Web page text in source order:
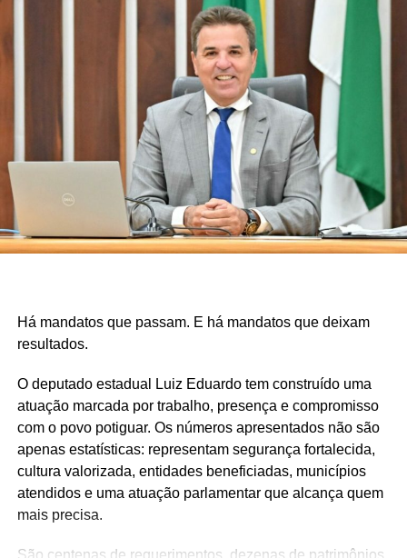
Há mandatos que passam. E há mandatos que deixam
resultados.
O deputado estadual Luiz Eduardo tem construído uma
atuação marcada por trabalho, presença e compromisso
com o povo potiguar. Os números apresentados não são
apenas estatísticas: representam segurança fortalecida,
cultura valorizada, entidades beneficiadas, municípios
atendidos e uma atuação parlamentar que alcança quem
mais precisa.
São centenas de requerimentos, dezenas de patrimônios